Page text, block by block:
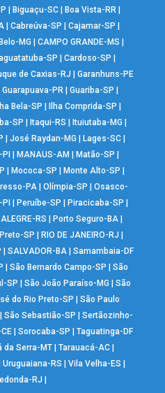
Biguaçu-SC Boa Vista-RR
| Cabreúva-SP Cajamar-SP
MG |CAMPO GRANDE-MS
SP Cardoso-SP
de Caxias-RJ
Garanhuns-PE
Guarapuava-PR| Guariba-SP
Ilha Bela-SP Ilha Comprida-SP
SP Itaqui-RS Ituiutaba-MG
José Raydan-MG Lages-SC|
MANAUS-AM Matão-SP
Mococa-SP Monte Alto-SP
PA |Olímpia-SP |Osasco-
Peruíbe-SP Piracicaba-SP
RS Porto Seguro-BA
SP RIO DE JANEIRO-RJ
SALVADOR-BA| Samambaia-DF
|São Bernardo Campo-SP |São
SP |São João Paraíso-MG |São
do Rio Preto-SP |São Paulo
|São Sebastião-SP |Sertãozinho-
|Sorocaba-SP |Taguatinga-DF
da Serra-MT| Tarauacá-AC|
|Uruguaiana-RS |Vila Velha-ES
RJ